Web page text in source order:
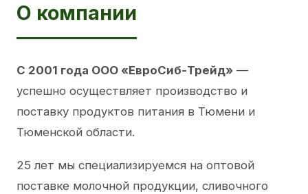
О компании
С 2001 года ООО «ЕвроСиб-Трейд» —
успешно осуществляет производство и
поставку продуктов питания в Тюмени и
Тюменской области.
25 лет мы специализируемся на оптовой
поставке молочной продукции, сливочного